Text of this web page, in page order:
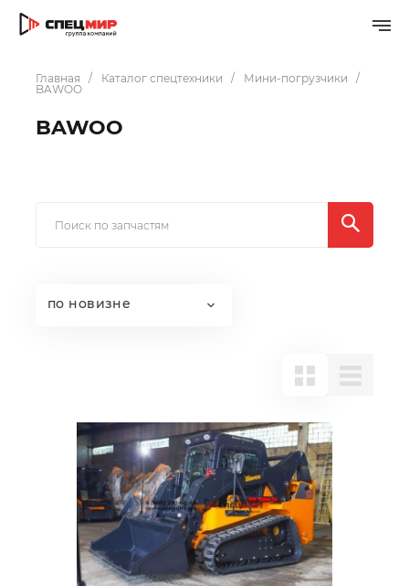
Главная Каталог спецтехники
Мини-погрузчики
BAWOO
BAWOO
по новизне